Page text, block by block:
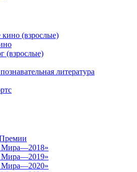
(взрослые)
(взрослые)
литература
Мира—2018»
Мира—2019»
Мира—2020»